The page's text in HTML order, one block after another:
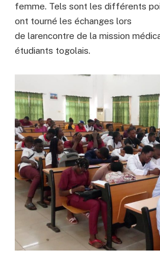
femme. Tels sont les différents
ont tourné les échanges lors
de larencontre de la mission
étudiants togolais.